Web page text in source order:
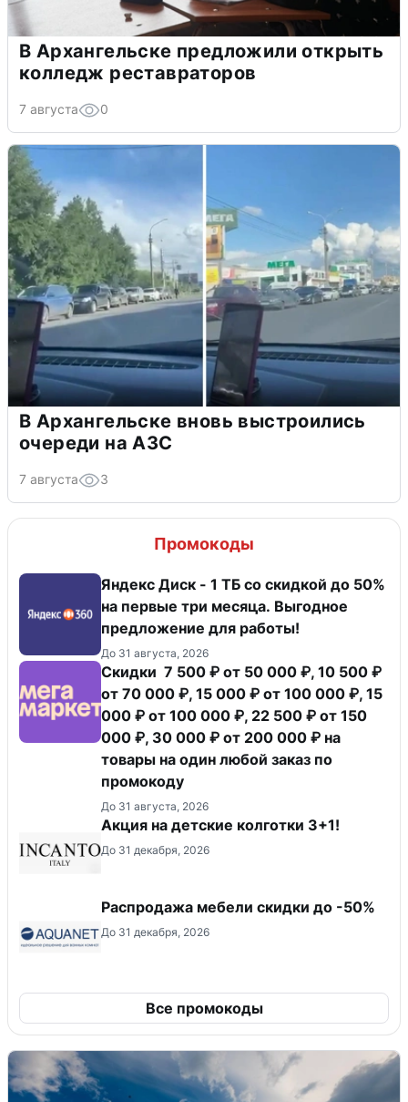
В Архангельске предложили открыть
колледж реставраторов
7 августа 0
В Архангельске вновь выстроились
очереди на АЗС
7 августа 3
Промокоды
Яндекс Диск - 1 ТБ со скидкой до 50%
на первые три месяца. Выгодное
предложение для работы!
До 31 августа, 2026
Скидки 7 500 ₽ от 50 000 ₽, 10 500 ₽
от 70 000 ₽, 15 000 ₽ от 100 000 ₽, 15
000 ₽ от 100 000 ₽, 22 500 ₽ от 150
000 ₽, 30 000 ₽ от 200 000 ₽ на
товары на один любой заказ по
промокоду
До 31 августа, 2026
Акция на детские колготки 3+1!
До 31 декабря, 2026
Распродажа мебели скидки до -50%
До 31 декабря, 2026
Все промокоды